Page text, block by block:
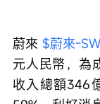
蔚來 $蔚來-
元人民幣，為
收入總額346